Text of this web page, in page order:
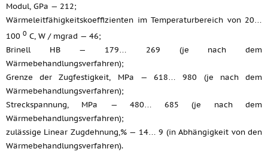
Modul, GPa — 212;
Wärmeleitfähigkeitskoeffizienten im Temperaturbereich von 20…
100 0 C, W / mgrad — 46;
Brinell HB — 179… 269 (je nach dem
Wärmebehandlungsverfahren);
Grenze der Zugfestigkeit, MPa — 618… 980 (je nach dem
Wärmebehandlungsverfahren);
Streckspannung, MPa — 480… 685 (je nach dem
Wärmebehandlungsverfahren);
zulässige Linear Zugdehnung,% — 14… 9 (in Abhängigkeit von den
Wärmebehandlungsverfahren).